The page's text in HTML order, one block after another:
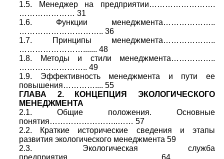
1.5. Менеджер на предприятии…………………….
………………… 31
1.6. Функции менеджмента………………..
………………………….. 36
1.7. Принципы менеджмента………………..
……………………....... 48
1.8. Методы и стили менеджмента……………..
…………………….. 49
1.9. Эффективность менеджмента и пути ее
повышения………….... 55
ГЛАВА 2. КОНЦЕПЦИЯ ЭКОЛОГИЧЕСКОГО
МЕНЕДЖМЕНТА
2.1. Общие положения. Основные
понятия……………………..…… 57
2.2. Краткие исторические сведения и этапы
развития экологического менеджмента 59
2.3. Экологическая служба
предприятия……………………..……… 64